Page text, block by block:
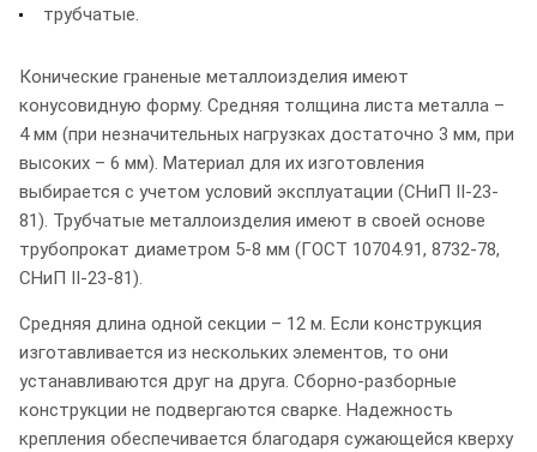
трубчатые.
Конические граненые металлоизделия имеют
конусовидную форму. Средняя толщина листа металла –
4 мм (при незначительных нагрузках достаточно 3 мм, при
высоких – 6 мм). Материал для их изготовления
выбирается с учетом условий эксплуатации (СНиП II-23-
81). Трубчатые металлоизделия имеют в своей основе
трубопрокат диаметром 5-8 мм (ГОСТ 10704.91, 8732-78,
СНиП II-23-81).
Средняя длина одной секции – 12 м. Если конструкция
изготавливается из нескольких элементов, то они
устанавливаются друг на друга. Сборно-разборные
конструкции не подвергаются сварке. Надежность
крепления обеспечивается благодаря сужающейся кверху